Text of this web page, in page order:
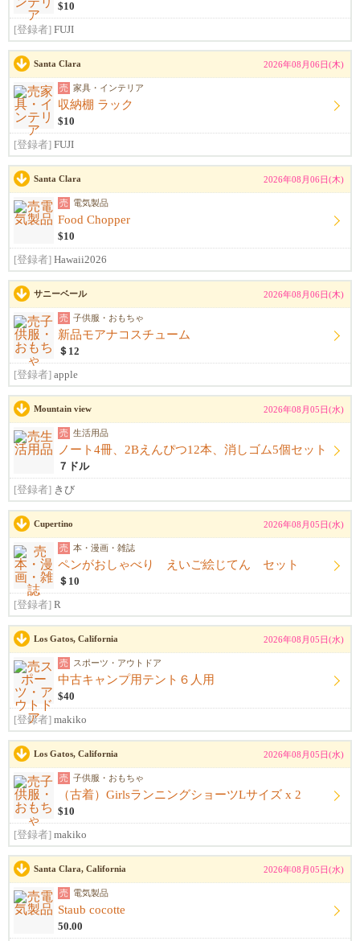
$10
[登録者] FUJI
Santa Clara 2026年08月06日(木)
売 家具・インテリア
収納棚 ラック
$10
[登録者] FUJI
Santa Clara 2026年08月06日(木)
売 電気製品
Food Chopper
$10
[登録者] Hawaii2026
サニーベール 2026年08月06日(木)
売 子供服・おもちゃ
新品モアナコスチューム
＄12
[登録者] apple
Mountain view 2026年08月05日(水)
売 生活用品
ノート4冊、2Bえんぴつ12本、消しゴム5個セット
７ドル
[登録者] きび
Cupertino 2026年08月05日(水)
売 本・漫画・雑誌
ペンがおしゃべり えいご絵じてん セット
＄10
[登録者] R
Los Gatos, California 2026年08月05日(水)
売 スポーツ・アウトドア
中古キャンプ用テント６人用
$40
[登録者] makiko
Los Gatos, California 2026年08月05日(水)
売 子供服・おもちゃ
（古着）GirlsランニングショーツLサイズ x 2
$10
[登録者] makiko
Santa Clara, California 2026年08月05日(水)
売 電気製品
Staub cocotte
50.00